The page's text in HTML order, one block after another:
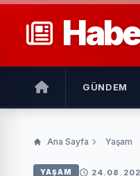
GÜNDEM
Ana Sayfa Yaşam
YAŞAM